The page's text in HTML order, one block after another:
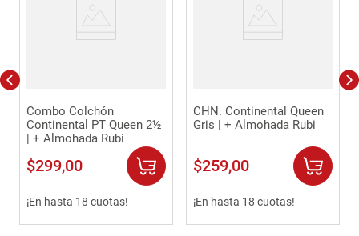
Combo Colchón
Continental PT Queen 2½
| + Almohada Rubi
$299,00
¡En hasta 18 cuotas!
CHN. Continental Queen
Gris | + Almohada Rubi
$259,00
¡En hasta 18 cuotas!